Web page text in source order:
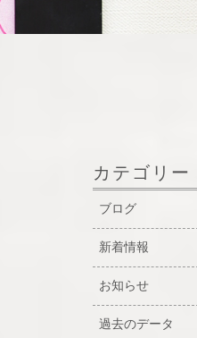
カテゴリー
ブログ
新着情報
お知らせ
過去のデータ